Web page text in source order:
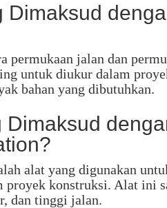
Dimaksud
permukaan jalan dan
untuk diukur dalam
bahan yang dibutuhkan.
Dimaksud
alat yang digunakan
proyek konstruksi. Alat ini
dan tinggi jalan.